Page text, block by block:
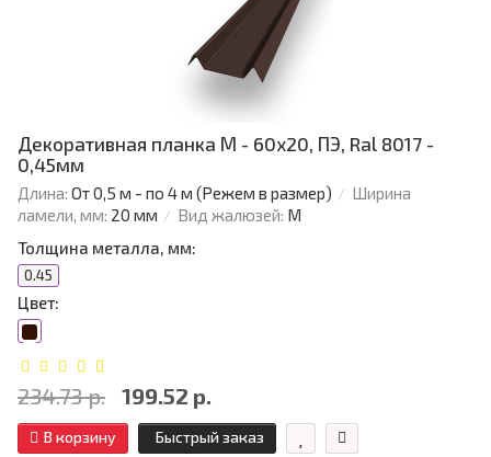
Декоративная планка М - 60х20, ПЭ, Ral 8017 -
0,45мм
Длина: От 0,5 м - по 4 м (Режем в размер)
Ширина
ламели, мм: 20 мм Вид жалюзей: М
Толщина металла, мм:
0.45
Цвет:
234.73 р. 199.52 р.
В корзину Быстрый заказ